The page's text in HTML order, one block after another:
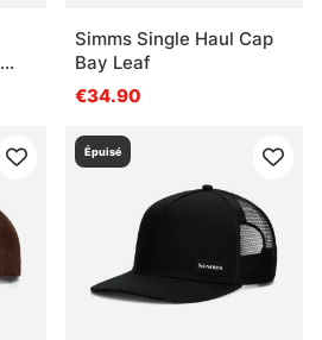
Simms Single Haul Cap
Bay Leaf
€34.90
Épuisé